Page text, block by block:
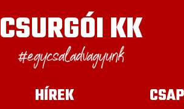
CSURGÓI KK
HÍREK